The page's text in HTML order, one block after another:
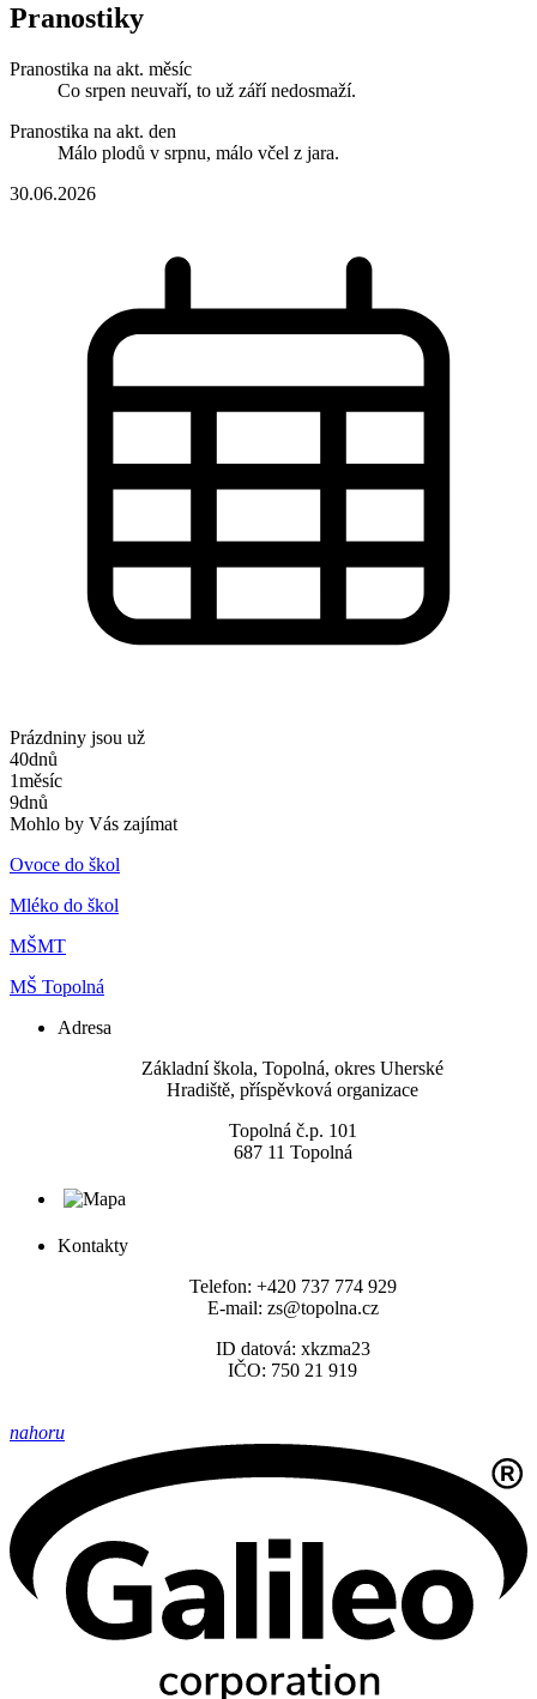
Pranostiky
Pranostika na akt. měsíc
Co srpen neuvaří, to už září nedosmaží.
Pranostika na akt. den
Málo plodů v srpnu, málo včel z jara.
30.06.2026
Prázdniny jsou už
40dnů
1měsíc
9dnů
Mohlo by Vás zajímat
Ovoce do škol
Mléko do škol
MŠMT
MŠ Topolná
Adresa
​Základní škola, Topolná, okres Uherské
Hradiště, příspěvková organizace
Topolná č.p. 101
687 11 Topolná
Kontakty
Telefon: +420 737 774 929
E-mail: zs@topolna.cz
ID datová: xkzma23
IČO: 750 21 919
nahoru